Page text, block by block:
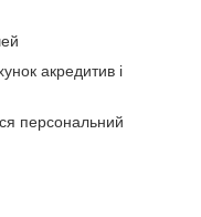
акредитив і
персональний